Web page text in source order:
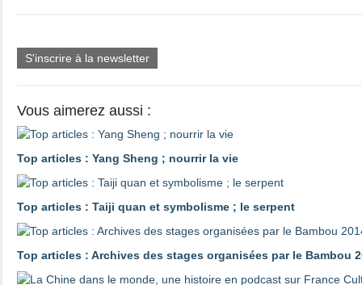
S'inscrire à la newsletter
Vous aimerez aussi :
Top articles : Yang Sheng ; nourrir la vie
Top articles : Taiji quan et symbolisme ; le serpent
Top articles : Archives des stages organisées par le Bambou